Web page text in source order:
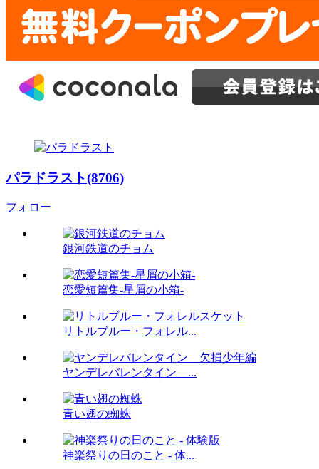
パラドラスト(8706)
フォロー
銀河鉄道のチョム
恋愛短篇集-星屑の小箱-
リトルブルー・フォレル...
ヤンデレバレンタイン ...
青い翅の蜘蛛
神楽祭りの日のこと - 体...